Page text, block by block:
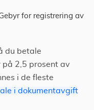
for registrering av
du betale
2,5 prosent av
i de fleste
i dokumentavgift